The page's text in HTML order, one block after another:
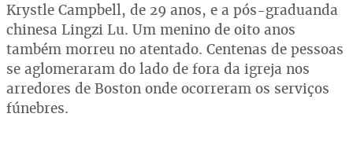
Krystle Campbell, de 29 anos, e a pós-graduanda
chinesa Lingzi Lu. Um menino de oito anos
também morreu no atentado. Centenas de pessoas
se aglomeraram do lado de fora da igreja nos
arredores de Boston onde ocorreram os serviços
fúnebres.